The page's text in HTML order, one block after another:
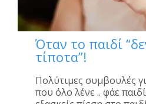
Όταν το παιδί
τίποτα”!
Πολύτιμες συμβουλές
που όλο λένε .. φάε